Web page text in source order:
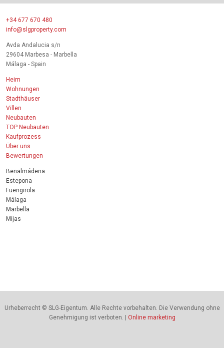
+34 677 670 480
info@slgproperty.com
Avda Andalucia s/n
29604 Marbesa - Marbella
Málaga - Spain
Heim
Wohnungen
Stadthäuser
Villen
Neubauten
TOP Neubauten
Kaufprozess
Über uns
Bewertungen
Benalmádena
Estepona
Fuengirola
Málaga
Marbella
Mijas
Urheberrecht © SLG-Eigentum. Alle Rechte vorbehalten. Die Verwendung ohne
Genehmigung ist verboten. |
Online marketing